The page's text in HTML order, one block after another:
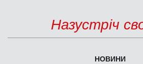
Назустріч
НОВИНИ